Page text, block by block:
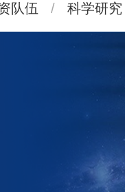
队伍 / 科学研究